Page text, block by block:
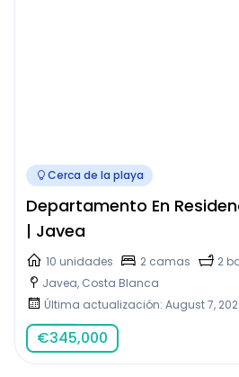
Cerca de la playa
Departamento En
| Javea
10 unidades 2 camas
2
Javea, Costa Blanca
Última actualización: August 7,
€345,000